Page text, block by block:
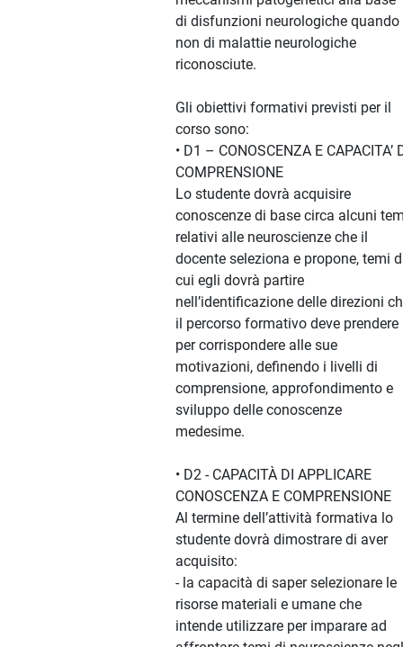
di disfunzioni neurologiche quando
non di malattie neurologiche
riconosciute.
Gli obiettivi formativi previsti per il
corso sono:
• D1 – CONOSCENZA E CAPACITA’
COMPRENSIONE
Lo studente dovrà acquisire
conoscenze di base circa alcuni
relativi alle neuroscienze che il
docente seleziona e propone, temi
cui egli dovrà partire
nell’identificazione delle direzioni
il percorso formativo deve prendere
per corrispondere alle sue
motivazioni, definendo i livelli di
comprensione, approfondimento e
sviluppo delle conoscenze
medesime.
• D2 - CAPACITÀ DI APPLICARE
CONOSCENZA E COMPRENSIONE
Al termine dell’attività formativa lo
studente dovrà dimostrare di aver
acquisito:
- la capacità di saper selezionare le
risorse materiali e umane che
intende utilizzare per imparare ad